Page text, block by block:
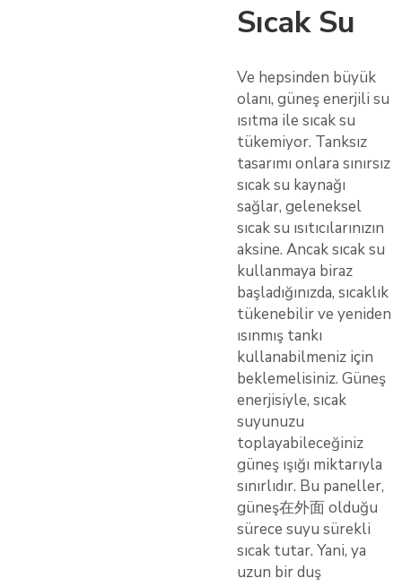
Sıcak Su
Ve hepsinden büyük
olanı, güneş enerjili su
ısıtma ile sıcak su
tükemiyor. Tanksız
tasarımı onlara sınırsız
sıcak su kaynağı
sağlar, geleneksel
sıcak su ısıtıcılarınızın
aksine. Ancak sıcak su
kullanmaya biraz
başladığınızda, sıcaklık
tükenebilir ve yeniden
ısınmış tankı
kullanabilmeniz için
beklemelisiniz. Güneş
enerjisiyle, sıcak
suyunuzu
toplayabileceğiniz
güneş ışığı miktarıyla
sınırlıdır. Bu paneller,
güneş在外面 olduğu
sürece suyu sürekli
sıcak tutar. Yani, ya
uzun bir duş